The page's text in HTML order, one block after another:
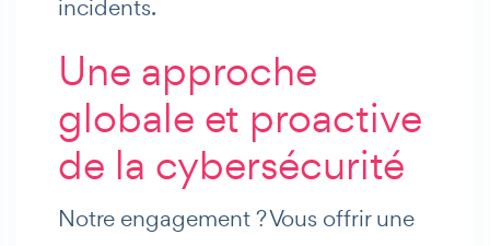
incidents.
Une approche
globale et proactive
de la cybersécurité
Notre engagement ? Vous offrir une